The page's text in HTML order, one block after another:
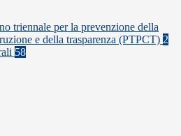
triennale per la prevenzione della
e della trasparenza (PTPCT) 2
58